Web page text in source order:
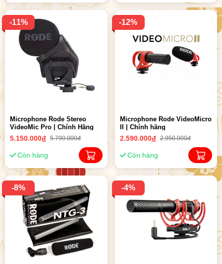
-11%
Microphone Rode Stereo
VideoMic Pro | Chính Hãng
5.150.000đ 5.790.000đ
Còn hàng
-12%
Microphone Rode VideoMicro
II | Chính hãng
2.590.000đ 2.950.000đ
Còn hàng
-8% -4%